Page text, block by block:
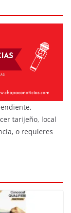
tarijeño, local
o requieres